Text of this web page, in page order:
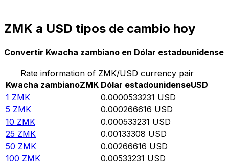
ZMK a USD tipos de cambio hoy
Convertir Kwacha zambiano en Dólar estadounidense
Rate information of ZMK/USD currency pair
Kwacha zambianoZMK Dólar estadounidenseUSD
1 ZMK 0.0000533231 USD
5 ZMK 0.000266616 USD
10 ZMK 0.000533231 USD
25 ZMK 0.00133308 USD
50 ZMK 0.00266616 USD
100 ZMK 0.00533231 USD